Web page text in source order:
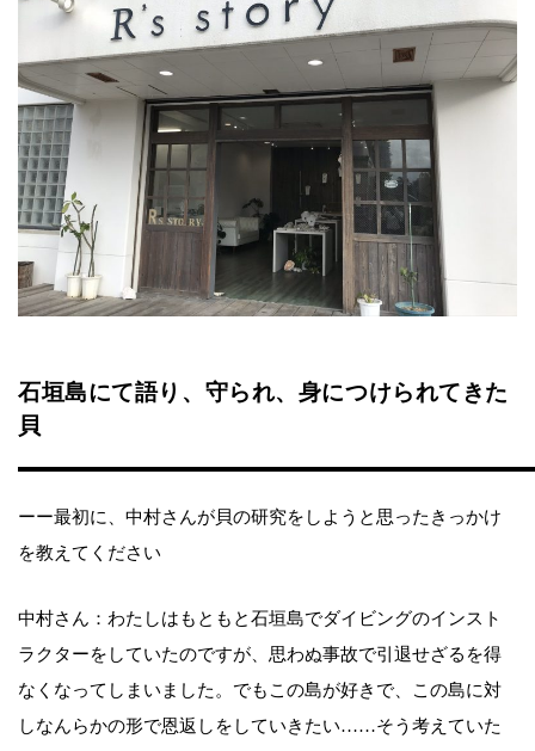
石垣島にて語り、守られ、身につけられてきた
貝
ーー最初に、中村さんが貝の研究をしようと思ったきっかけ
を教えてください
中村さん：わたしはもともと石垣島でダイビングのインスト
ラクターをしていたのですが、思わぬ事故で引退せざるを得
なくなってしまいました。でもこの島が好きで、この島に対
しなんらかの形で恩返しをしていきたい……そう考えていた